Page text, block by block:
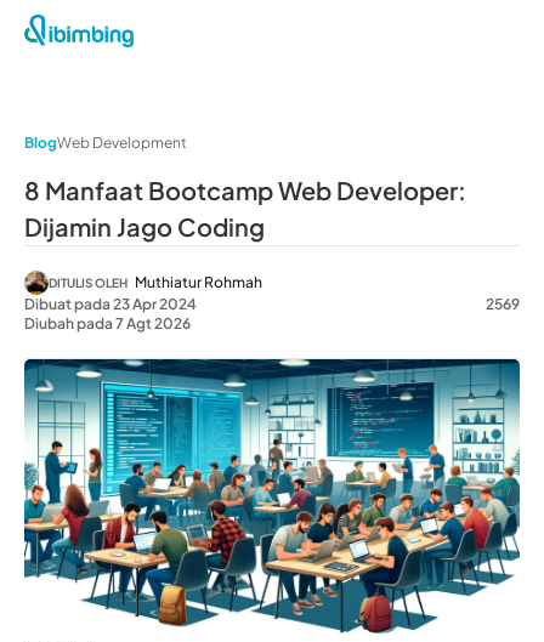
BlogWeb Development
8 Manfaat Bootcamp Web Developer:
Dijamin Jago Coding
DITULIS OLEH Muthiatur Rohmah
Dibuat pada 23 Apr 2024
Diubah pada 7 Agt 2026
2569